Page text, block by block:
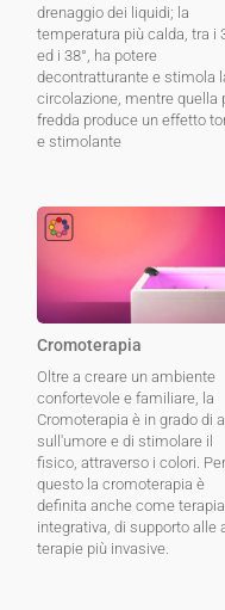
drenaggio dei liquidi; la
temperatura più calda, tra i
ed i 38°, ha potere
decontratturante e stimola
circolazione, mentre quella
fredda produce un effetto
e stimolante
Cromoterapia
Oltre a creare un ambiente
confortevole e familiare, la
Cromoterapia è in grado di
sull'umore e di stimolare il
fisico, attraverso i colori. Per
questo la cromoterapia è
definita anche come terapia
integrativa, di supporto alle
terapie più invasive.